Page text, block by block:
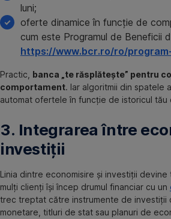
luni;
oferte dinamice în funcție de
cum este Programul de Beneficii
https://www.bcr.ro/ro/
Practic, banca „te răsplătește” pentru
comportament. Iar algoritmii din spatele
automat ofertele în funcție de istoricul tău
3. Integrarea între
investiții
Linia dintre economisire și investiții devine
mulți clienți își încep drumul financiar cu un
trec treptat către instrumente de investiții
monetare, titluri de stat sau planuri de